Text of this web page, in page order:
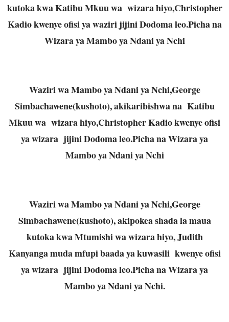
kutoka kwa Katibu Mkuu wa wizara hiyo,Christopher
Kadio kwenye ofisi ya waziri jijini Dodoma leo.Picha na
Wizara ya Mambo ya Ndani ya Nchi
Waziri wa Mambo ya Ndani ya Nchi,George
Simbachawene(kushoto), akikaribishwa na Katibu
Mkuu wa wizara hiyo,Christopher Kadio kwenye ofisi
ya wizara jijini Dodoma leo.Picha na Wizara ya
Mambo ya Ndani ya Nchi
Waziri wa Mambo ya Ndani ya Nchi,George
Simbachawene(kushoto), akipokea shada la maua
kutoka kwa Mtumishi wa wizara hiyo, Judith
Kanyanga muda mfupi baada ya kuwasili kwenye ofisi
ya wizara jijini Dodoma leo.Picha na Wizara ya
Mambo ya Ndani ya Nchi.